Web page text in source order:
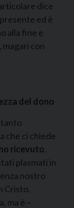
dice
ed è
alla fine e
magari con
del dono
tanto
che ci chiede
ricevuto.
plasmati in
nostro
Cristo.
ma è –